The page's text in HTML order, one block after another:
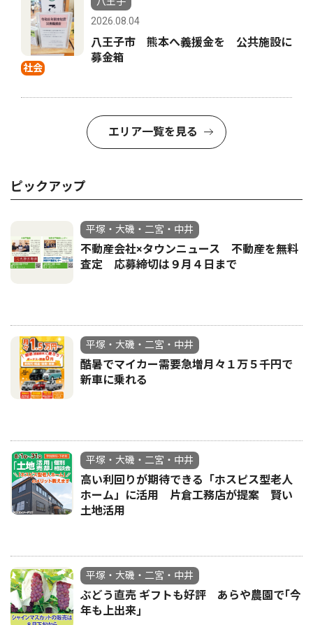
社会
2026.08.04
八王子市 熊本へ義援金を 公共施設に
募金箱
エリア一覧を見る
ピックアップ
平塚・大磯・二宮・中井
不動産会社×タウンニュース 不動産を無料
査定 応募締切は９月４日まで
平塚・大磯・二宮・中井
酷暑でマイカー需要急増月々１万５千円で
新車に乗れる
平塚・大磯・二宮・中井
高い利回りが期待できる「ホスピス型老人
ホーム」に活用 片倉工務店が提案 賢い
土地活用
平塚・大磯・二宮・中井
ぶどう直売 ギフトも好評 あらや農園で｢今
年も上出来｣